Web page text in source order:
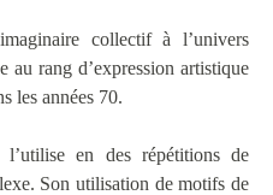
collectif à l’univers
au rang d’expression artistique
les années 70.
en des répétitions de
Son utilisation de motifs de